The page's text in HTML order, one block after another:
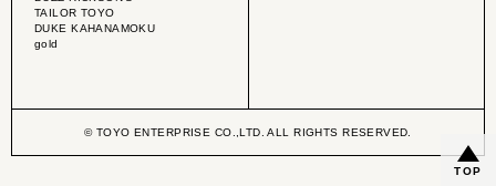
TOP
TAILOR TOYO
DUKE KAHANAMOKU
gold
© TOYO ENTERPRISE CO.,LTD. ALL RIGHTS RESERVED.